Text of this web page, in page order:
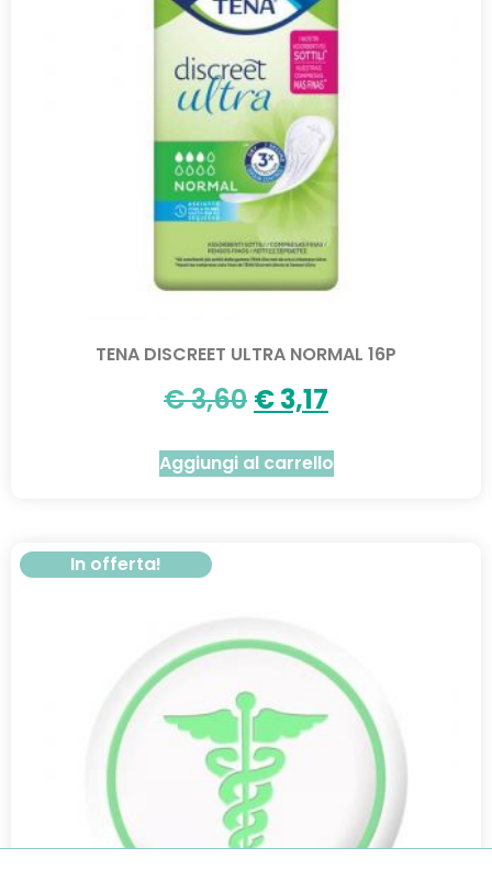
TENA DISCREET ULTRA NORMAL 16P
€3,60 €3,17
Aggiungi al carrello
In offerta!